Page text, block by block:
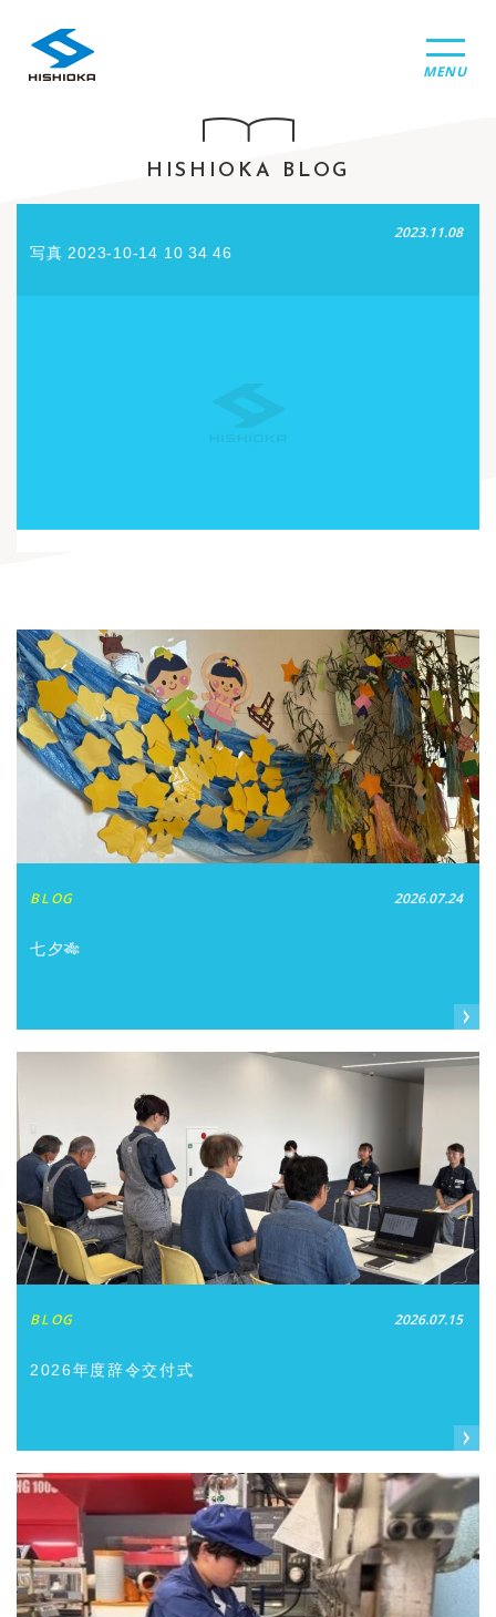
MENU
HISHIOKA BLOG
2023.11.08
写真 2023-10-14 10 34 46
BLOG 2026.07.24
七夕🎋
BLOG 2026.07.15
2026年度辞令交付式